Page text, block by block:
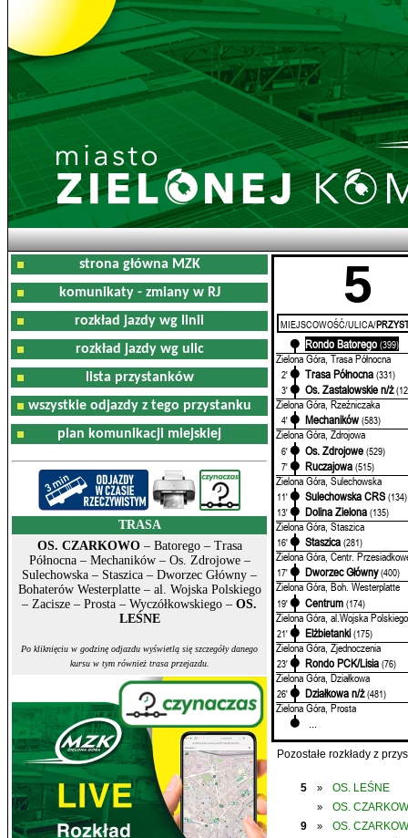
strona główna MZK
komunikaty - zmiany w RJ
rozkład jazdy wg linii
rozkład jazdy wg ulic
lista przystanków
wszystkie odjazdy z tego przystanku
plan komunikacji miejskiej
TRASA
OS. CZARKOWO– Batorego – Trasa
Północna – Mechaników – Os. Zdrojowe –
Sulechowska – Staszica – Dworzec Główny –
Bohaterów Westerplatte – al. Wojska Polskiego
– Zacisze – Prosta – Wyczółkowskiego – OS.
LEŚNE
Po kliknięciu w godzinę odjazdu wyświetlą się szczegóły danego
kursu w tym również trasa przejazdu.
5
MIEJSCOWOŚĆ/ULICA/
Rondo Batorego (399)
Zielona Góra, Trasa Północna
2' Trasa Północna (331)
3'
Os. Zastalowskie n/ż
Zielona Góra, Rzeźniczaka
4' Mechaników (583)
Zielona Góra, Zdrojowa
6' Os. Zdrojowe (529)
7'
Ruczajowa (515)
Zielona Góra, Sulechowska
11' Sulechowska CRS (134)
13'
Dolina Zielona (135)
Zielona Góra, Staszica
16' Staszica (281)
Zielona Góra, Centr.
17' Dworzec Główny (400)
Zielona Góra, Boh. Westerplatte
19' Centrum (174)
Zielona Góra, al.Wojska Polskiego
21' Elżbietanki (175)
Zielona Góra, Zjednoczenia
23' Rondo PCK/Lisia (76)
Zielona Góra, Działkowa
26' Działkowa n/ż (481)
Zielona Góra, Prosta
...
Pozostałe rozkłady z
5 » OS. LEŚNE
»
OS.
9
» OS.